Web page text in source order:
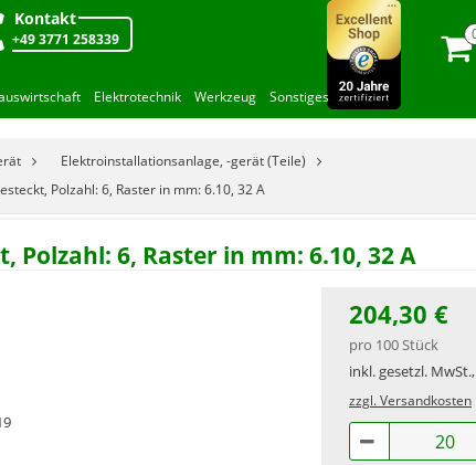
Kontakt
+49 3771 258339
Elektrotechnik Werkzeug Sonstiges
Elektroinstallationsanlage, -gerät (Teile)
Polzahl: 6, Raster in mm: 6.10, 32 A
6, Raster in mm: 6.10, 32 A
204,30 €
pro 100 Stück
inkl. gesetzl. MwSt.,
zzgl. Versandkosten